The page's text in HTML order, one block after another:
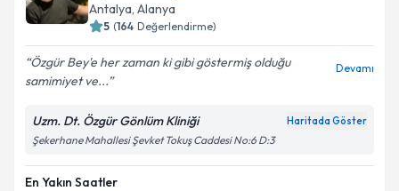
Antalya, Alanya
5 (164 Değerlendirme)
Özgür Bey'e her zaman ki gibi göstermiş olduğu
samimiyet ve...
Devamı
Uzm. Dt. Özgür Gönlüm Kliniği Haritada Göster
Şekerhane Mahallesi Şevket Tokuş Caddesi No:6 D:3
En Yakın Saatler